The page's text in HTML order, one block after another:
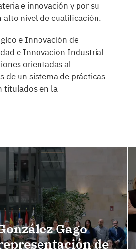
e innovación y por su
alto nivel de cualificación.
e Innovación de
e Innovación Industrial
orientadas al
de un sistema de prácticas
titulados en la
Gago
de